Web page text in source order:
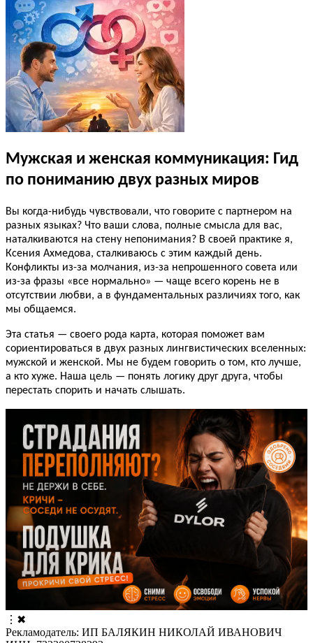
Мужская и женская коммуникация: Гид
по пониманию двух разных миров
Вы когда-нибудь чувствовали, что говорите с партнером на
разных языках? Что ваши слова, полные смысла для вас,
наталкиваются на стену непонимания? В своей практике я,
Ксения Ахмедова, сталкиваюсь с этим каждый день.
Конфликты из-за молчания, из-за непрошенного совета или
из-за фразы «все нормально» — чаще всего корень не в
отсутствии любви, а в фундаментальных различиях того, как
мы общаемся.
Эта статья — своего рода карта, которая поможет вам
сориентироваться в двух разных лингвистических вселенных:
мужской и женской. Мы не будем говорить о том, кто лучше,
а кто хуже. Наша цель — понять логику друг друга, чтобы
перестать спорить и начать слышать.
⋮ ✖
Рекламодатель: ИП БАЛЯКИН НИКОЛАЙ ИВАНОВИЧ